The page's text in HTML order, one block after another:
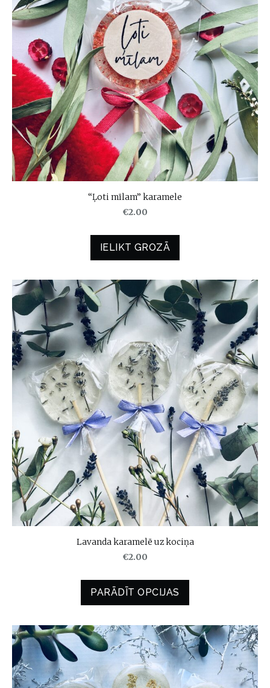
“Ļoti mīlam” karamele
€2.00
IELIKT GROZĀ
Lavanda karamelē uz kociņa
€2.00
PARĀDĪT OPCIJAS